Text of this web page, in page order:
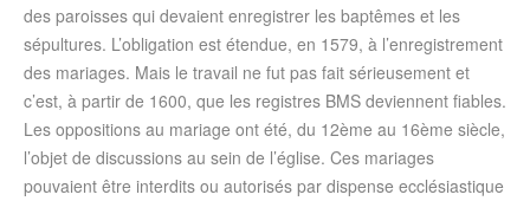
des paroisses qui devaient enregistrer les baptêmes et les
sépultures. L’obligation est étendue, en 1579, à l’enregistrement
des mariages. Mais le travail ne fut pas fait sérieusement et
c’est, à partir de 1600, que les registres BMS deviennent fiables.
Les oppositions au mariage ont été, du 12ème au 16ème siècle,
l’objet de discussions au sein de l’église. Ces mariages
pouvaient être interdits ou autorisés par dispense ecclésiastique